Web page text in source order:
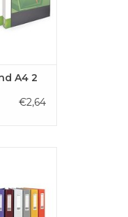
A4 2
€2,64
geel
AAN